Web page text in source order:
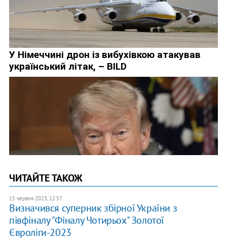
ЧИТАЙТЕ ТАКОЖ
15 червня 2023, 12:57
Визначився суперник збірної України з
півфіналу "Фіналу Чотирьох" Золотої
Євроліги-2023